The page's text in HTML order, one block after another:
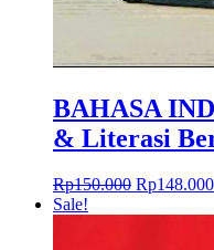
BAHASA
& Literasi
Rp150.000 Rp148.000
Sale!